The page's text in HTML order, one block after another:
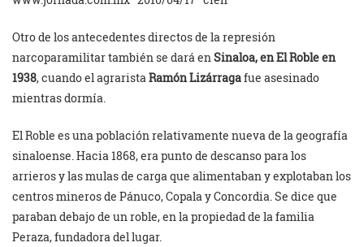
Otro de los antecedentes directos de la represión
narcoparamilitar también se dará en Sinaloa, en El Roble en
1938, cuando el agrarista Ramón Lizárragafue asesinado
mientras dormía.
El Roble es una población relativamente nueva de la geografía
sinaloense. Hacia 1868, era punto de descanso para los
arrieros y las mulas de carga que alimentaban y explotaban los
centros mineros de Pánuco, Copala y Concordia. Se dice que
paraban debajo de un roble, en la propiedad de la familia
Peraza, fundadora del lugar.